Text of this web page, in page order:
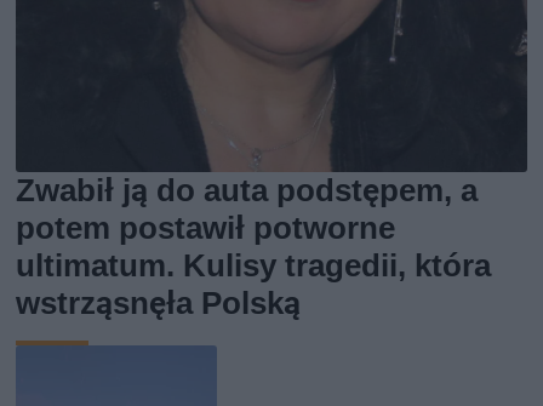
Zwabił ją do auta podstępem, a
potem postawił potworne
ultimatum. Kulisy tragedii, która
wstrząsnęła Polską